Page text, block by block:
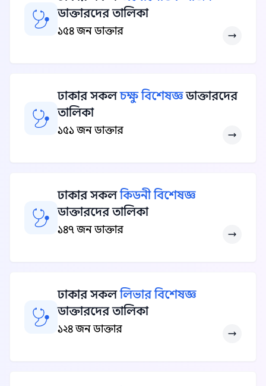
ডাক্তারদের তালিকা
১৫৪ জন ডাক্তার
ঢাকার সকলচক্ষু বিশেষজ্ঞডাক্তারদের
তালিকা
১৫১ জন ডাক্তার
ঢাকার সকলকিডনী বিশেষজ্ঞ
ডাক্তারদের তালিকা
১৪৭ জন ডাক্তার
ঢাকার সকললিভার বিশেষজ্ঞ
ডাক্তারদের তালিকা
১২৪ জন ডাক্তার